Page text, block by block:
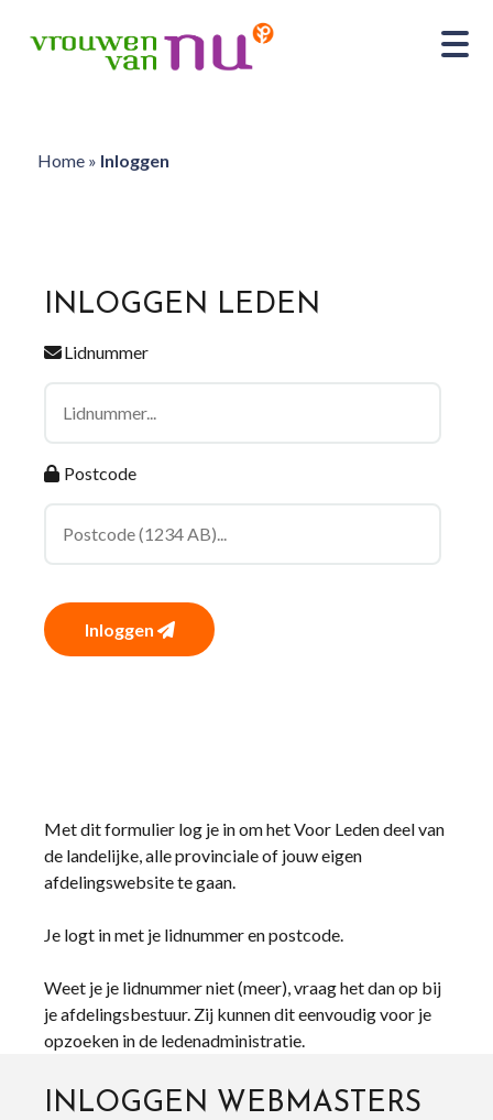
Home» Inloggen
INLOGGEN LEDEN
Lidnummer
Postcode
Inloggen
Met dit formulier log je in om het Voor Leden deel van
de landelijke, alle provinciale of jouw eigen
afdelingswebsite te gaan.
Je logt in met je lidnummer en postcode.
Weet je je lidnummer niet (meer), vraag het dan op bij
je afdelingsbestuur. Zij kunnen dit eenvoudig voor je
opzoeken in de ledenadministratie.
INLOGGEN WEBMASTERS